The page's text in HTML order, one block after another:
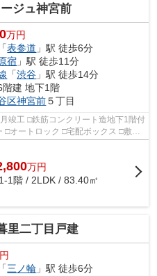
ジュ神宮前
万円
「表参道 」駅 徒歩6分
宿 」駅 徒歩11分
「渋谷 」駅 徒歩14分
階建 地下1階
区神宮前５丁目
オートロック □宅配ボックス □敷地
万円
1階 / 2LDK / 83.40㎡
里二丁目戸建
「三ノ輪 」駅 徒歩6分